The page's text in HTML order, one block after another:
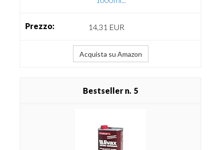
14,31 EUR
Acquista su Amazon
5